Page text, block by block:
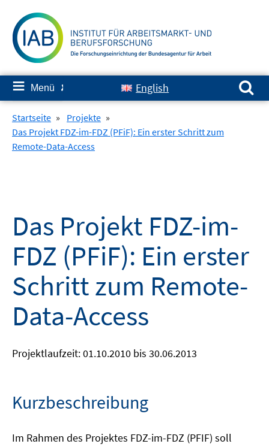
zum
Inhalt
≡ Menü ✘ English
Suchen nach:
Startseite » Projekte »
Das Projekt FDZ-im-FDZ (PFiF): Ein erster Schritt zum
Remote-Data-Access
Das Projekt FDZ-im-
FDZ (PFiF): Ein erster
Schritt zum Remote-
Data-Access
Projektlaufzeit: 01.10.2010 bis 30.06.2013
Kurzbeschreibung
Im Rahmen des Projektes FDZ-im-FDZ (PFIF) soll